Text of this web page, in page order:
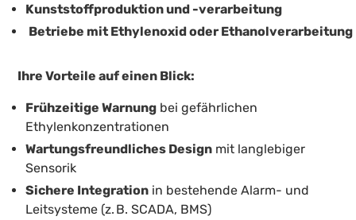
Kunststoffproduktion und -verarbeitung
Betriebe mit Ethylenoxid oder Ethanolverarbeitung
Ihre Vorteile auf einen Blick:
Frühzeitige Warnung bei gefährlichen
Ethylenkonzentrationen
Wartungsfreundliches Design mit langlebiger
Sensorik
Sichere Integration in bestehende Alarm- und
Leitsysteme (z. B. SCADA, BMS)